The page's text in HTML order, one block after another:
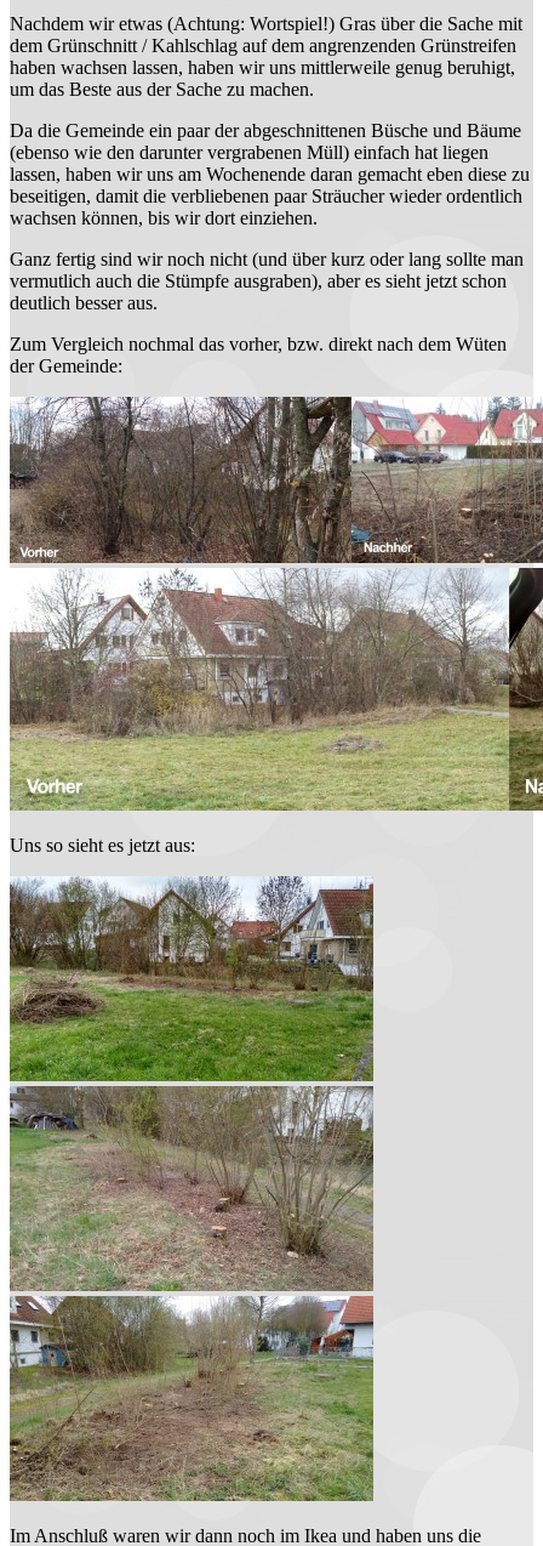
Nachdem wir etwas (Achtung: Wortspiel!) Gras über die Sache mit
dem Grünschnitt / Kahlschlag auf dem angrenzenden Grünstreifen
haben wachsen lassen, haben wir uns mittlerweile genug beruhigt,
um das Beste aus der Sache zu machen.
Da die Gemeinde ein paar der abgeschnittenen Büsche und Bäume
(ebenso wie den darunter vergrabenen Müll) einfach hat liegen
lassen, haben wir uns am Wochenende daran gemacht eben diese zu
beseitigen, damit die verbliebenen paar Sträucher wieder ordentlich
wachsen können, bis wir dort einziehen.
Ganz fertig sind wir noch nicht (und über kurz oder lang sollte man
vermutlich auch die Stümpfe ausgraben), aber es sieht jetzt schon
deutlich besser aus.
Zum Vergleich nochmal das vorher, bzw. direkt nach dem Wüten
der Gemeinde:
Uns so sieht es jetzt aus:
Im Anschluß waren wir dann noch im Ikea und haben uns die